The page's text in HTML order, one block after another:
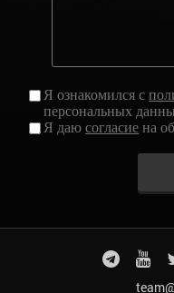
Я ознакомился с
персональных
Я даюсогласие на